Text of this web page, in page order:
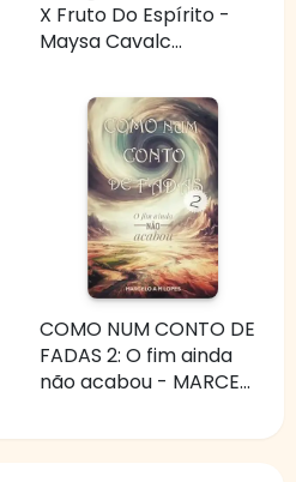
X Fruto Do Espírito -
Maysa Cavalc...
COMO NUM CONTO DE
FADAS 2: O fim ainda
não acabou - MARCE...